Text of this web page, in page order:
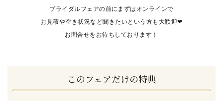
ブライダルフェアの前にまずはオンラインで
お見積や空き状況など聞きたいという方も大歓迎❤
お問合せをお待ちしております！
このフェアだけの特典